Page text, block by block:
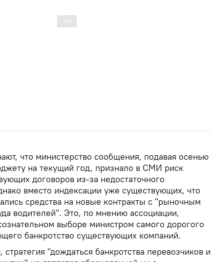
что министерство сообщения, подавая осенью
на текущий год, признало в СМИ риск
договоров из-за недостаточного
вместо индексации уже существующих, что
средства на новые контракты с "рыночным
водителей". Это, по мнению ассоциации,
выборе министром самого дорогого
банкротство существующих компаний.
"дождаться банкротства перевозчиков и